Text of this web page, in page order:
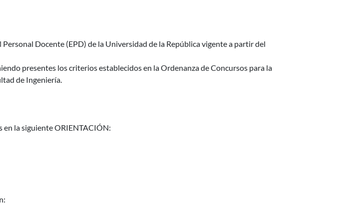
Docente (EPD) de la Universidad de la República vigente a partir del
presentes los criterios establecidos en la Ordenanza de Concursos para la
de Ingeniería.
en la siguiente ORIENTACIÓN: